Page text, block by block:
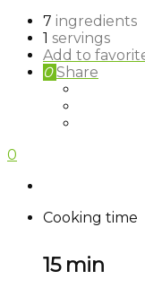
7 ingredients
1 servings
Add to
0 Share
0
Cooking time
15 min